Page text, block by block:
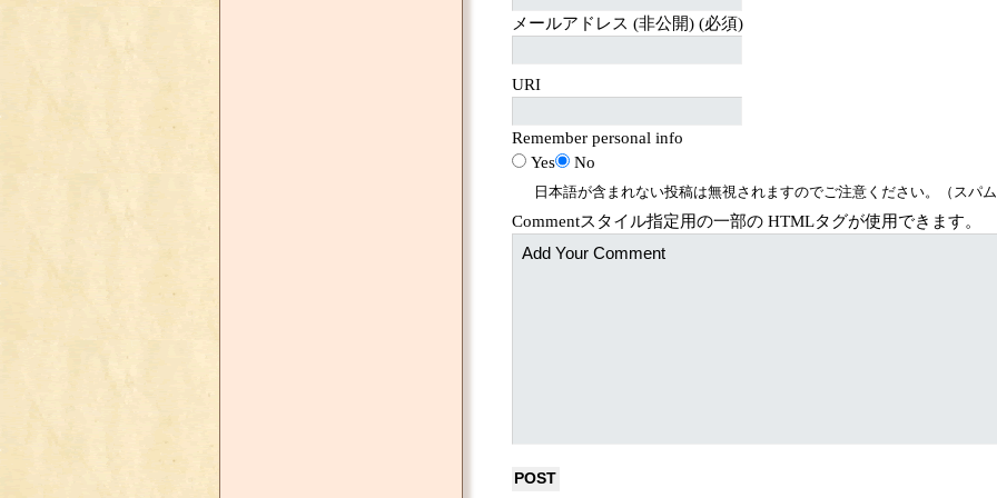
メールアドレス (非公開) (必須)
URI
Remember personal info
Yes
No
日本語が含まれない投稿は無視されますのでご注意ください。（スパ
Commentスタイル指定用の一部の HTMLタグが使用できます。